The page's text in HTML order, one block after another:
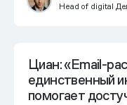
Head of digital
Циан: «Email-
единственный
помогает